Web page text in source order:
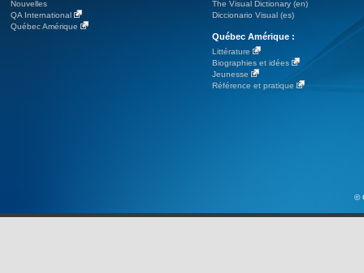
Nouvelles
QA International
Québec Amérique
The Visual Dictionary (en)
Diccionario Visual (es)
Québec Amérique :
Littérature
Biographies et idées
Jeunesse
Référence et pratique
©